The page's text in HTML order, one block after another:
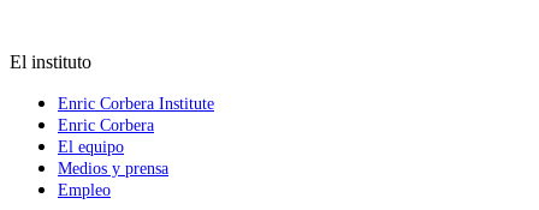
El instituto
Enric Corbera Institute
Enric Corbera
El equipo
Medios y prensa
Empleo